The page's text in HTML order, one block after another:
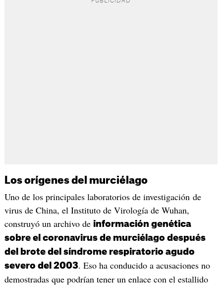
Los orígenes del murciélago
Uno de los principales laboratorios de investigación de
virus de China, el Instituto de Virología de Wuhan,
construyó un archivo de información genética
sobre el coronavirus de murciélago después
del brote del síndrome respiratorio agudo
severo del 2003. Eso ha conducido a acusaciones no
demostradas que podrían tener un enlace con el estallido